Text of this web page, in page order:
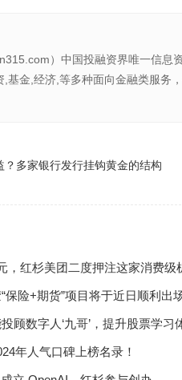
）中国投融资界唯一信息
基金,经济,等多种面向金融类服务
多家银行发行挂钩黄金的结构
，红杉美团二度押注这家消费级
保险+期货”项目将于近日顺利出
顾数字人‘九哥’，提升股票学习
年人气口碑上榜名录！